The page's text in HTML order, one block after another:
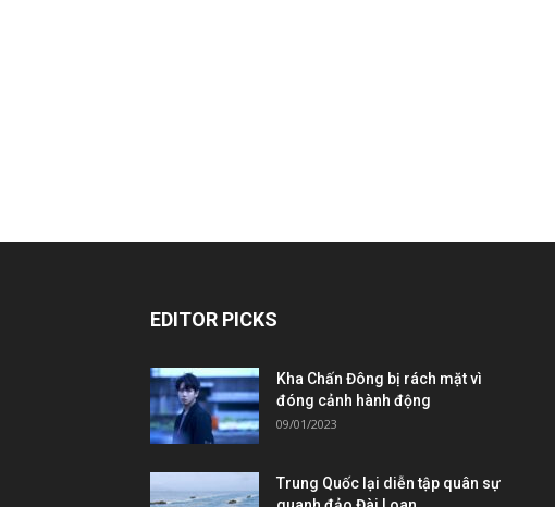
EDITOR PICKS
Kha Chấn Đông bị rách mặt vì
đóng cảnh hành động
09/01/2023
Trung Quốc lại diễn tập quân sự